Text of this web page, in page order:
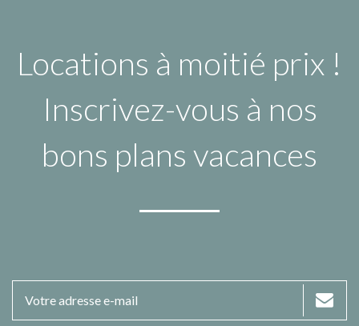
Locations à moitié prix !
Inscrivez-vous à nos
bons plans vacances